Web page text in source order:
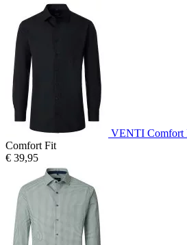
VENTI Comfort
Comfort Fit
€ 39,95